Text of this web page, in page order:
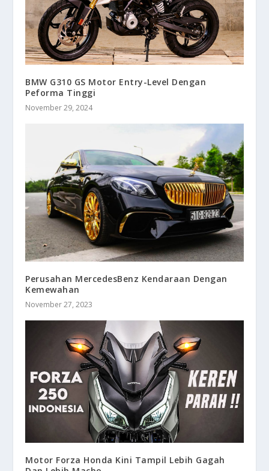
BMW G310 GS Motor Entry-Level Dengan
Peforma Tinggi
November 29, 2024
Perusahan MercedesBenz Kendaraan Dengan
Kemewahan
November 27, 2023
Motor Forza Honda Kini Tampil Lebih Gagah